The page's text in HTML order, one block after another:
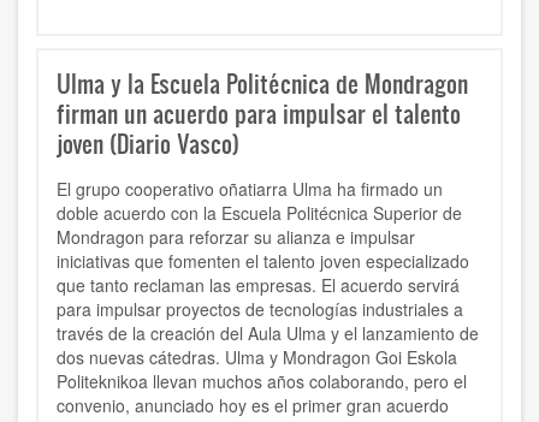
Ulma y la Escuela Politécnica de Mondragon
firman un acuerdo para impulsar el talento
joven (Diario Vasco)
El grupo cooperativo oñatiarra Ulma ha firmado un
doble acuerdo con la Escuela Politécnica Superior de
Mondragon para reforzar su alianza e impulsar
iniciativas que fomenten el talento joven especializado
que tanto reclaman las empresas. El acuerdo servirá
para impulsar proyectos de tecnologías industriales a
través de la creación del Aula Ulma y el lanzamiento de
dos nuevas cátedras. Ulma y Mondragon Goi Eskola
Politeknikoa llevan muchos años colaborando, pero el
convenio, anunciado hoy es el primer gran acuerdo